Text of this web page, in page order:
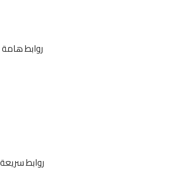
روابط هامة
روابط سريعة